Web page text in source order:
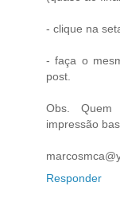
- clique na
- faça o
post.
Obs.
impressão
Responder